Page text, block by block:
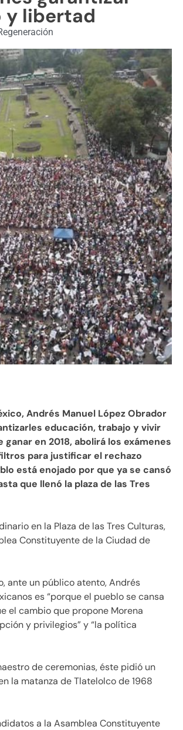
y libertad
Andrés Manuel López Obrador
educación, trabajo y vivir
en 2018, abolirá los exámenes
para justificar el rechazo
está enojado por que ya se cansó
que llenó la plaza de las Tres
en la Plaza de las Tres Culturas,
Constituyente de la Ciudad de
ante un público atento, Andrés
es “porque el pueblo se cansa
el cambio que propone Morena
y privilegios” y “la política
de ceremonias, éste pidió un
la matanza de Tlatelolco de 1968
a la Asamblea Constituyente